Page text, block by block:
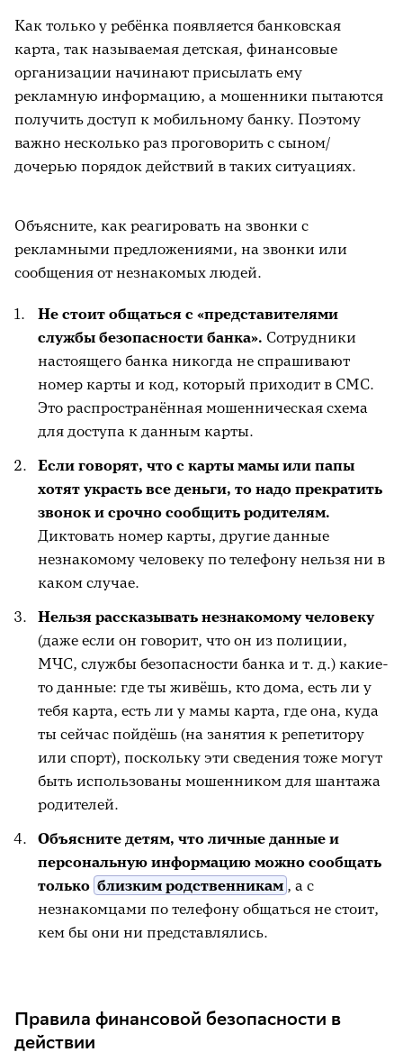
Как только у ребёнка появляется банковская
карта, так называемая детская, финансовые
организации начинают присылать ему
рекламную информацию, а мошенники пытаются
получить доступ к мобильному банку. Поэтому
важно несколько раз проговорить с сыном/
дочерью порядок действий в таких ситуациях.
Объясните, как реагировать на звонки с
рекламными предложениями, на звонки или
сообщения от незнакомых людей.
Не стоит общаться с «представителями
службы безопасности банка». Сотрудники
настоящего банка никогда не спрашивают
номер карты и код, который приходит в СМС.
Это распространённая мошенническая схема
для доступа к данным карты.
Если говорят, что с карты мамы или папы
хотят украсть все деньги, то надо прекратить
звонок и срочно сообщить родителям.
Диктовать номер карты, другие данные
незнакомому человеку по телефону нельзя ни в
каком случае.
Нельзя рассказывать незнакомому человеку
(даже если он говорит, что он из полиции,
МЧС, службы безопасности банка и т. д.) какие-
то данные: где ты живёшь, кто дома, есть ли у
тебя карта, есть ли у мамы карта, где она, куда
ты сейчас пойдёшь (на занятия к репетитору
или спорт), поскольку эти сведения тоже могут
быть использованы мошенником для шантажа
родителей.
Объясните детям, что личные данные и
персональную информацию можно сообщать
только близким родственникам , а с
незнакомцами по телефону общаться не стоит,
кем бы они ни представлялись.
Правила финансовой безопасности в
действии